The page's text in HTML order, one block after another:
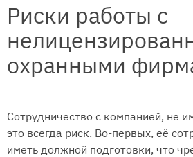
Риски работы с
охранными
Сотрудничество с компанией, не
это всегда риск. Во-первых, её
иметь должной подготовки, что